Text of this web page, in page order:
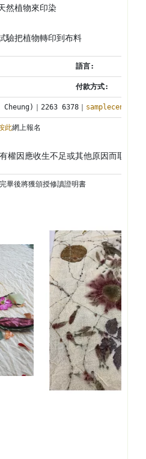
天然植物來印染
及試驗把植物轉印到布料
語言:
付款方式:
｜2263 6378｜
此網上報名
權因應收生不足或其他原因而取消
畢後將獲頒授修讀證明書